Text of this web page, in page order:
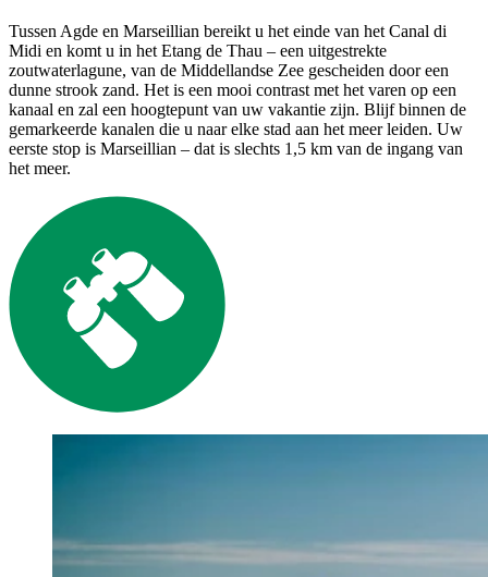
Tussen Agde en Marseillian bereikt u het einde van het Canal di
Midi en komt u in het Etang de Thau – een uitgestrekte
zoutwaterlagune, van de Middellandse Zee gescheiden door een
dunne strook zand. Het is een mooi contrast met het varen op een
kanaal en zal een hoogtepunt van uw vakantie zijn. Blijf binnen de
gemarkeerde kanalen die u naar elke stad aan het meer leiden. Uw
eerste stop is Marseillian – dat is slechts 1,5 km van de ingang van
het meer.